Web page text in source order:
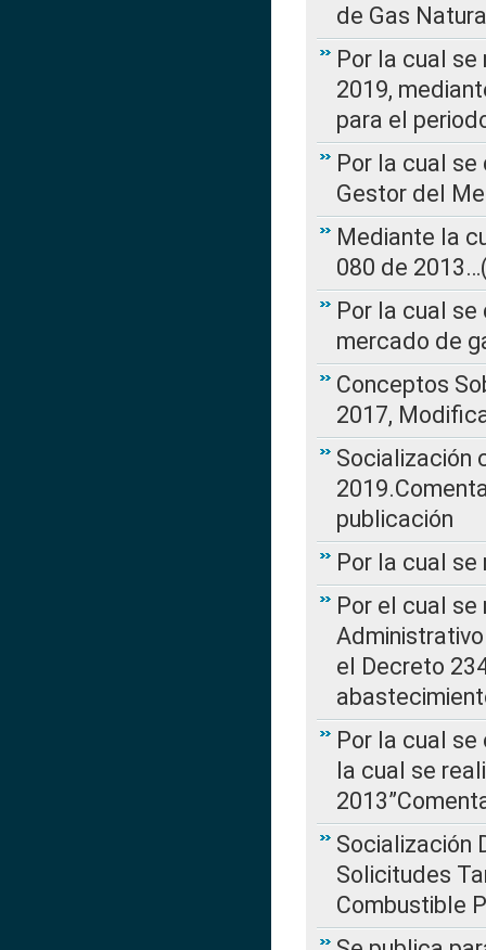
de Gas
Por la cual se
2019,
para el
Por la cual
Gestor del
Mediante la
080 de
Por la cual
mercado de
Conceptos
2017,
Socialización
publicación
Por la cual se
Por el cual
el Decreto
Por la cual se
la cual se
Socialización
Solicitudes
Combustible